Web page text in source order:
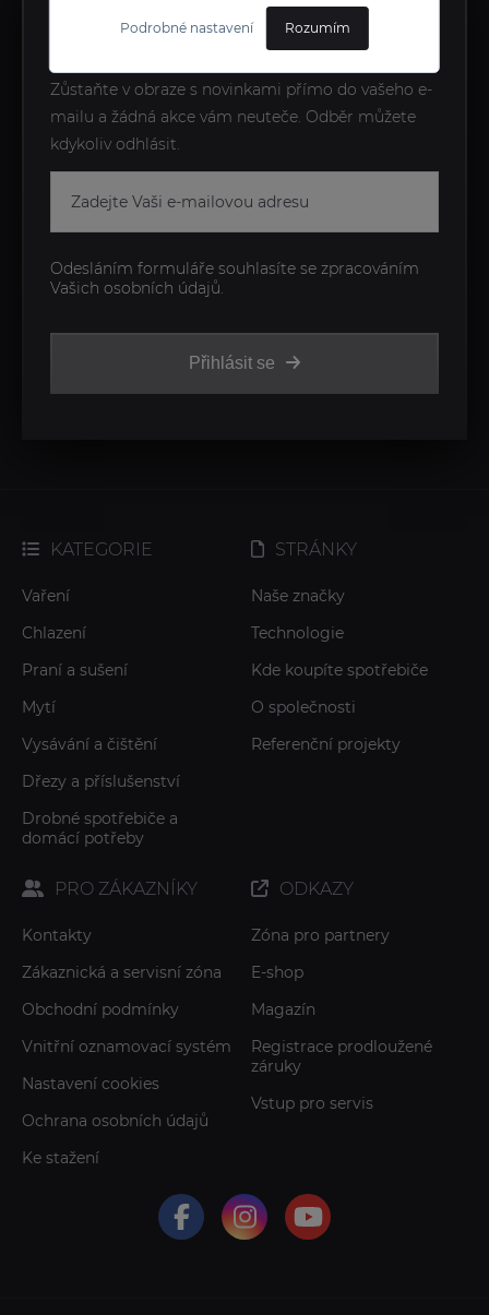
Podrobné nastavení Rozumím
ZÍSKEJTE EXKLUZIVNÍ
NOVINKY JAKO PRVNÍ
Zůstaňte v obraze s novinkami přímo do vašeho e-
mailu a žádná akce vám neuteče. Odběr můžete
kdykoliv odhlásit.
Přihlásit se
Odesláním formuláře souhlasíte se zpracováním
Vašich osobních údajů.
KATEGORIE
Vaření
Chlazení
Praní a sušení
Mytí
Vysávání a čištění
Dřezy a příslušenství
Drobné spotřebiče a
domácí potřeby
STRÁNKY
Naše značky
Technologie
Kde koupíte spotřebiče
O společnosti
Referenční projekty
PRO ZÁKAZNÍKY
Kontakty
Zákaznická a servisní zóna
Obchodní podmínky
Vnitřní oznamovací systém
Nastavení cookies
Ochrana osobních údajů
Ke stažení
ODKAZY
Zóna pro partnery
E-shop
Magazín
Registrace prodloužené
záruky
Vstup pro servis